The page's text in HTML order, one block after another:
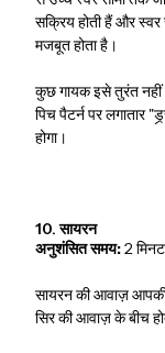
सक्रिय होती हैं और स्वर
मजबूत होता है।
कुछ गायक इसे तुरंत नहीं
पिच पैटर्न पर लगातार
होगा।
10. सायरन
अनुशंसित समय:2 मिनट
सायरन की आवाज़ आपकी
सिर की आवाज़ के बीच